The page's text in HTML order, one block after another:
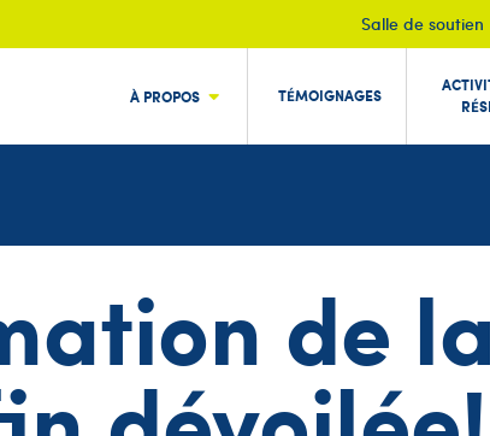
Salle de soutien
À PROPOS TÉMOIGNAGES
de